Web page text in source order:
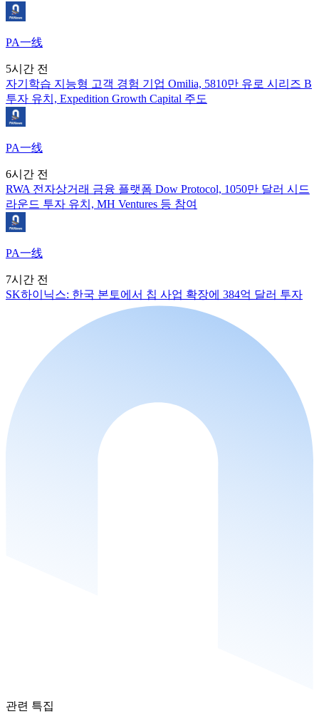
PA一线
5시간 전
자기학습 지능형 고객 경험 기업 Omilia, 5810만 유로 시리즈 B
투자 유치, Expedition Growth Capital 주도
PA一线
6시간 전
RWA 전자상거래 금융 플랫폼 Dow Protocol, 1050만 달러 시드
라운드 투자 유치, MH Ventures 등 참여
PA一线
7시간 전
SK하이닉스: 한국 본토에서 칩 사업 확장에 384억 달러 투자
관련 특집